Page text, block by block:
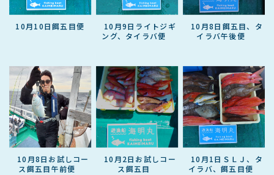
10月10日餌五目便
10月9日ライトジギ
ング、タイラバ便
10月8日餌五目、タ
イラバ午後便
10月8日お試しコー
ス餌五目午前便
10月2日お試しコー
ス餌五目
10月1日ＳＬＪ、タ
イラバ、餌五目便